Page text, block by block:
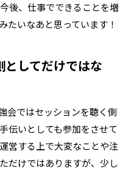
後、仕事でできることを増
たいなあと思っています！
してだけではな
会ではセッションを聴く側
伝いとしても参加をさせて
営する上で大変なことや注
だけではありますが、少し